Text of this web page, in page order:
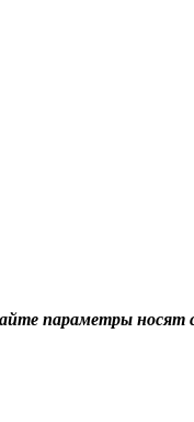
параметры носят